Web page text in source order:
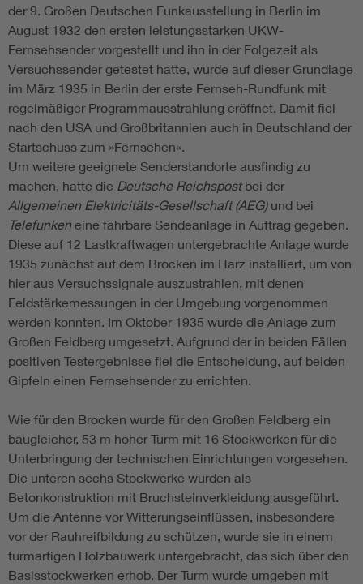
der 9. Großen Deutschen Funkausstellung in Berlin im
August 1932 den ersten leistungsstarken UKW-
Fernsehsender vorgestellt und ihn in der Folgezeit als
Versuchssender getestet hatte, wurde auf dieser Grundlage
im März 1935 in Berlin der erste Fernseh-Rundfunk mit
regelmäßiger Programmausstrahlung eröffnet. Damit fiel
nach den USA und Großbritannien auch in Deutschland der
Startschuss zum »Fernsehen«.
Um weitere geeignete Senderstandorte ausfindig zu
machen, hatte die Deutsche Reichspostbei der
Allgemeinen Elektricitäts-Gesellschaft (AEG)und bei
Telefunkeneine fahrbare Sendeanlage in Auftrag gegeben.
Diese auf 12 Lastkraftwagen untergebrachte Anlage wurde
1935 zunächst auf dem Brocken im Harz installiert, um von
hier aus Versuchssignale auszustrahlen, mit denen
Feldstärkemessungen in der Umgebung vorgenommen
werden konnten. Im Oktober 1935 wurde die Anlage zum
Großen Feldberg umgesetzt. Aufgrund der in beiden Fällen
positiven Testergebnisse fiel die Entscheidung, auf beiden
Gipfeln einen Fernsehsender zu errichten.
Wie für den Brocken wurde für den Großen Feldberg ein
baugleicher, 53 m hoher Turm mit 16 Stockwerken für die
Unterbringung der technischen Einrichtungen vorgesehen.
Die unteren sechs Stockwerke wurden als
Betonkonstruktion mit Bruchsteinverkleidung ausgeführt.
Um die Antenne vor Witterungseinflüssen, insbesondere
vor der Rauhreifbildung zu schützen, wurde sie in einem
turmartigen Holzbauwerk untergebracht, das sich über den
Basisstockwerken erhob. Der Turm wurde umgeben mit